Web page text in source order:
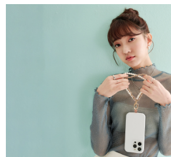
2.付款方式選擇「大哥付你分期」，訂單成立後
流程，驗證手機門號後，選擇欲分期的期數、繳款
3.實際核准額度、可分期數及費用金額請依後續交
4.訂單成立30分鐘內，如未前往確認交易或遇審核
消。如遇「轉專審核」未通過狀況，表示未達大哥
1.分期款項不併入電信帳單，「大哥付你分期」於
2.透過簡訊連結打開帳單後，可選擇「超商條碼／
帳／街口支付／iPASS MONEY」等通路繳費。
1.本服務係由「台灣大哥大股份有限公司」（以下
每筆NT$80，滿NT$1,500(含以上)免運費
每筆NT$80，滿NT$1,500(含以上)免運費
每筆NT$80，滿NT$1,500(含以上)免運費
每筆NT$80，滿NT$1,500(含以上)免運費